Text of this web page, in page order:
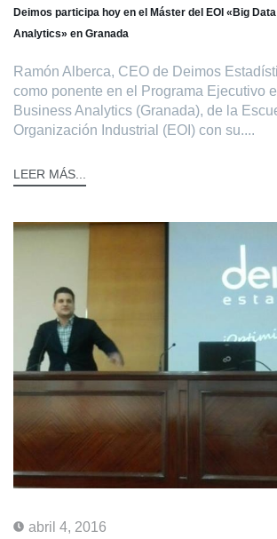
Deimos participa hoy en el Máster del EOI «Big
Analytics» en Granada
Ramón Alberca, CEO de Deimos
como ponente en el Programa Ejecutivo
Business Analytics (Granada), de la
Organización Industrial (EOI) con su....
LEER MÁS...
abril 4, 2016